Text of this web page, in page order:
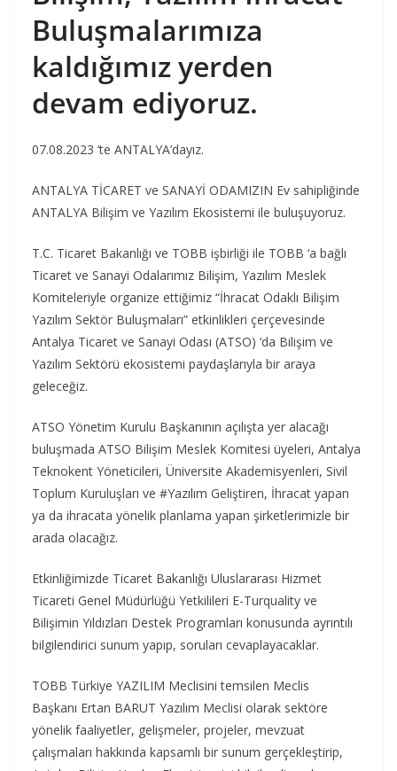
Buluşmalarımıza
kaldığımız yerden
devam ediyoruz.
07.08.2023 ‘te ANTALYA’dayız.
ANTALYA TİCARET ve SANAYİ ODAMIZIN Ev sahipliğinde
ANTALYA Bilişim ve Yazılım Ekosistemi ile buluşuyoruz.
T.C. Ticaret Bakanlığı ve TOBB işbirliği ile TOBB ‘a bağlı
Ticaret ve Sanayi Odalarımız Bilişim, Yazılım Meslek
Komiteleriyle organize ettiğimiz “İhracat Odaklı Bilişim
Yazılım Sektör Buluşmaları” etkinlikleri çerçevesinde
Antalya Ticaret ve Sanayi Odası (ATSO) ‘da Bilişim ve
Yazılım Sektörü ekosistemi paydaşlarıyla bir araya
geleceğiz.
ATSO Yönetim Kurulu Başkanının açılışta yer alacağı
buluşmada ATSO Bilişim Meslek Komitesi üyeleri, Antalya
Teknokent Yöneticileri, Üniversite Akademisyenleri, Sivil
Toplum Kuruluşları ve #Yazılım Geliştiren, İhracat yapan
ya da ihracata yönelik planlama yapan şirketlerimizle bir
arada olacağız.
Etkinliğimizde Ticaret Bakanlığı Uluslararası Hizmet
Ticareti Genel Müdürlüğü Yetkilileri E-Turquality ve
Bilişimin Yıldızları Destek Programları konusunda ayrıntılı
bilgilendirici sunum yapıp, soruları cevaplayacaklar.
TOBB Türkiye YAZILIM Meclisini temsilen Meclis
Başkanı Ertan BARUT Yazılım Meclisi olarak sektöre
yönelik faaliyetler, gelişmeler, projeler, mevzuat
çalışmaları hakkında kapsamlı bir sunum gerçekleştirip,